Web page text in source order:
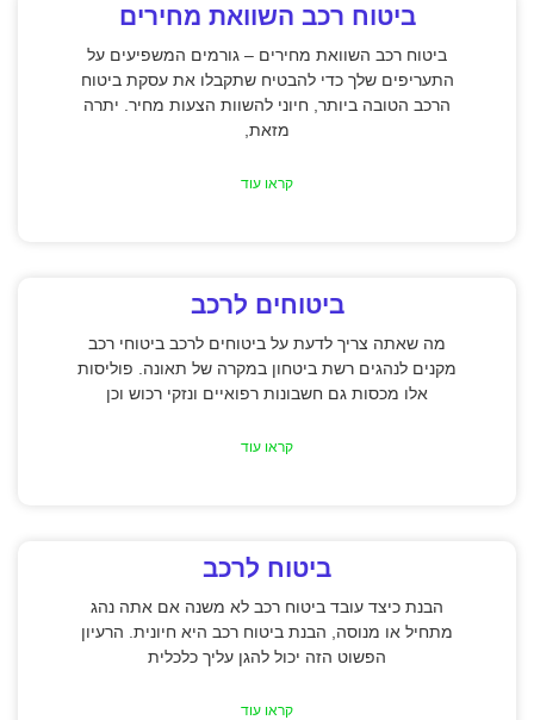
ביטוח רכב השוואת מחירים
ביטוח רכב השוואת מחירים – גורמים המשפיעים על
התעריפים שלך כדי להבטיח שתקבלו את עסקת ביטוח
הרכב הטובה ביותר, חיוני להשוות הצעות מחיר. יתרה
מזאת,
קראו עוד
ביטוחים לרכב
מה שאתה צריך לדעת על ביטוחים לרכב ביטוחי רכב
מקנים לנהגים רשת ביטחון במקרה של תאונה. פוליסות
אלו מכסות גם חשבונות רפואיים ונזקי רכוש וכן
קראו עוד
ביטוח לרכב
הבנת כיצד עובד ביטוח רכב לא משנה אם אתה נהג
מתחיל או מנוסה, הבנת ביטוח רכב היא חיונית. הרעיון
הפשוט הזה יכול להגן עליך כלכלית
קראו עוד